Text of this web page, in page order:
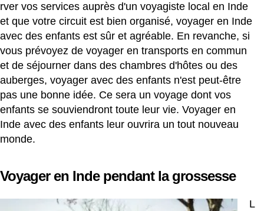
rver vos services auprès d'un voyagiste local en Inde
et que votre circuit est bien organisé, voyager en Inde
avec des enfants est sûr et agréable. En revanche, si
vous prévoyez de voyager en transports en commun
et de séjourner dans des chambres d'hôtes ou des
auberges, voyager avec des enfants n'est peut-être
pas une bonne idée. Ce sera un voyage dont vos
enfants se souviendront toute leur vie. Voyager en
Inde avec des enfants leur ouvrira un tout nouveau
monde.
Voyager en Inde pendant la grossesse
L